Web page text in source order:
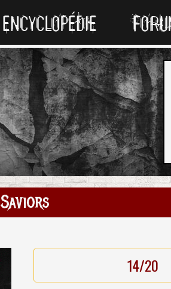
ENCYCLOPÉDIE
Saviors
14/20